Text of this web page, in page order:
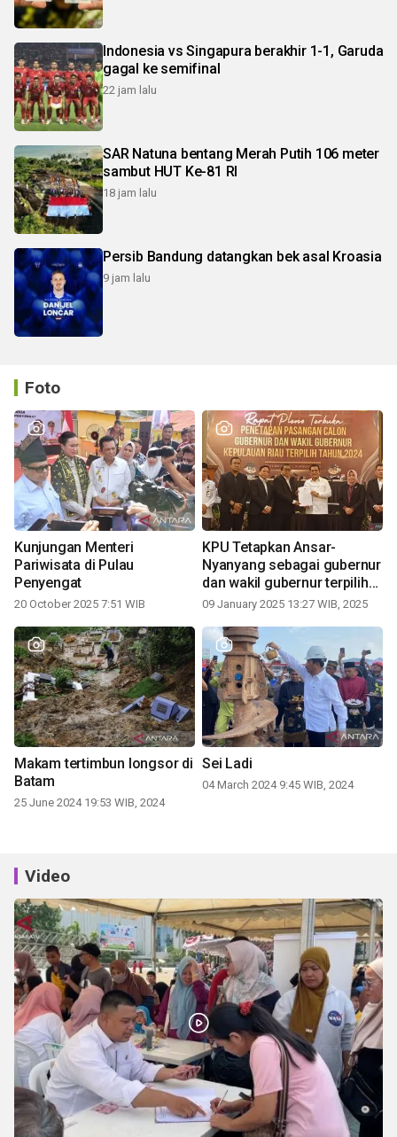
Indonesia vs Singapura berakhir 1-1, Garuda
gagal ke semifinal
22 jam lalu
SAR Natuna bentang Merah Putih 106 meter
sambut HUT Ke-81 RI
18 jam lalu
Persib Bandung datangkan bek asal Kroasia
9 jam lalu
Foto
Kunjungan Menteri
Pariwisata di Pulau
Penyengat
20 October 2025 7:51 WIB
KPU Tetapkan Ansar-
Nyanyang sebagai gubernur
dan wakil gubernur terpilih
periode 2025-2030
09 January 2025 13:27 WIB, 2025
Makam tertimbun longsor di
Batam
25 June 2024 19:53 WIB, 2024
Sei Ladi
04 March 2024 9:45 WIB, 2024
Video